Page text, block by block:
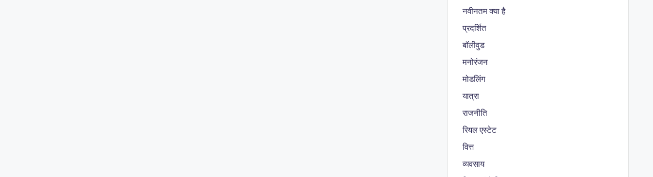
नवीनतम क्या है
प्रदर्शित
बॉलीवुड
मनोरंजन
मोडलिंग
यात्रा
राजनीति
रियल एस्टेट
वित्त
व्यवसाय